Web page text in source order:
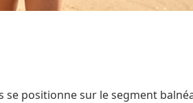
se positionne sur le segment